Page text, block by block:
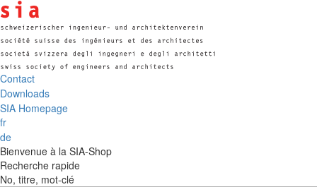
Contact
Downloads
SIA Homepage
fr
de
Bienvenue à la SIA-Shop
Recherche rapide
No, titre, mot-clé